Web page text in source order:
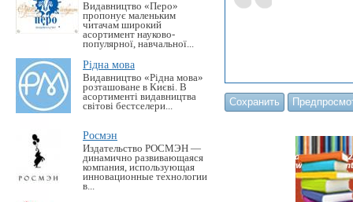
Видавництво «Перо»
пропонує маленьким
читачам широкий
асортимент науково-
популярної, навчальної...
Рідна мова
Видавництво «Рідна мова»
розташоване в Києві. В
асортименті видавництва
світові бестселери...
Росмэн
Издательство РОСМЭН —
динамично развивающаяся
компания, использующая
инновационные технологии
в...